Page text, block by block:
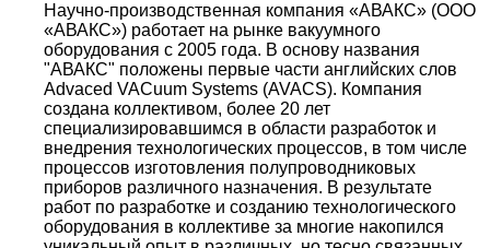
Научно-производственная компания «АВАКС» (ООО
«АВАКС») работает на рынке вакуумного
оборудования с 2005 года. В основу названия
"АВАКС" положены первые части английских слов
Advaced VACuum Systems (AVACS). Компания
создана коллективом, более 20 лет
специализировавшимся в области разработок и
внедрения технологических процессов, в том числе
процессов изготовления полупроводниковых
приборов различного назначения. В результате
работ по разработке и созданию технологического
оборудования в коллективе за многие накопился